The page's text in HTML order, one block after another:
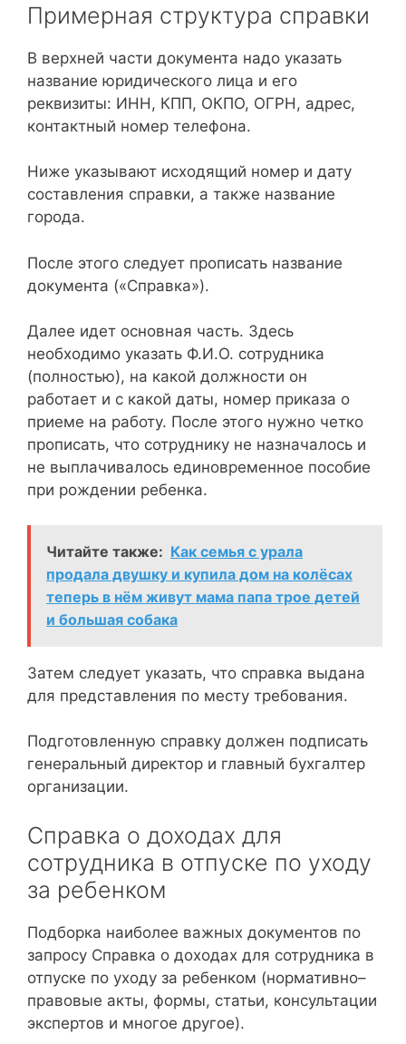
Примерная структура справки
В верхней части документа надо указать
название юридического лица и его
реквизиты: ИНН, КПП, ОКПО, ОГРН, адрес,
контактный номер телефона.
Ниже указывают исходящий номер и дату
составления справки, а также название
города.
После этого следует прописать название
документа («Справка»).
Далее идет основная часть. Здесь
необходимо указать Ф.И.О. сотрудника
(полностью), на какой должности он
работает и с какой даты, номер приказа о
приеме на работу. После этого нужно четко
прописать, что сотруднику не назначалось и
не выплачивалось единовременное пособие
при рождении ребенка.
Читайте также: Как семья с урала
продала двушку и купила дом на колёсах
теперь в нём живут мама папа трое детей
и большая собака
Затем следует указать, что справка выдана
для представления по месту требования.
Подготовленную справку должен подписать
генеральный директор и главный бухгалтер
организации.
Справка о доходах для
сотрудника в отпуске по уходу
за ребенком
Подборка наиболее важных документов по
запросу Справка о доходах для сотрудника в
отпуске по уходу за ребенком (нормативно–
правовые акты, формы, статьи, консультации
экспертов и многое другое).